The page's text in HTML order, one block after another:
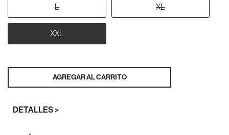
L XL
XXL
AGREGAR AL CARRITO
DETALLES >